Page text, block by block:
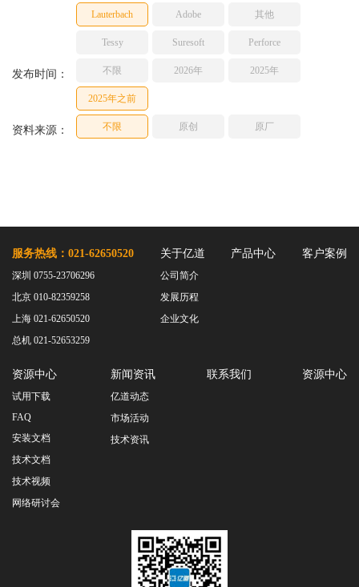
Lauterbach Adobe 其他
Tessy Suresoft Perforce
发布时间： 不限 2026年 2025年
2025年之前
资料来源： 不限 原创 原厂
服务热线：021-62650520
深圳 0755-23706296
北京 010-82359258
上海 021-62650520
总机 021-52653259
关于亿道
公司简介
发展历程
企业文化
产品中心 客户案例
资源中心
试用下载
FAQ
安装文档
技术文档
技术视频
网络研讨会
新闻资讯
亿道动态
市场活动
技术资讯
联系我们 资源中心